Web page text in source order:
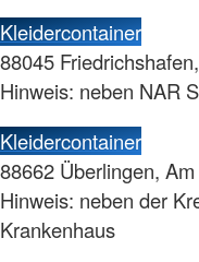
Kleidercontainer
88045
Hinweis: neben NAR
Kleidercontainer
88662 Überlingen,
Hinweis: neben der
Krankenhaus